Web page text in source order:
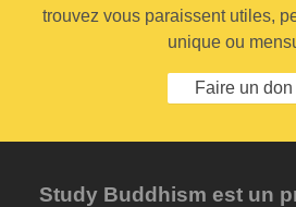
trouvez vous paraissent utiles,
unique ou
Faire un don
Study Buddhism est un